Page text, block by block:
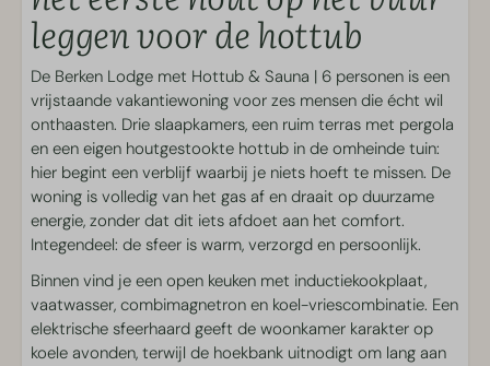
Terrasmeubilair
Omheinde tuin middels hekwerk (ca. 90cm hoog)
Keuken
Borden en bestek
Keuken
Inductie kookplaat
Vaatwasser
Filterkoffiezetapparaat
Koelkast met vriesvak
Nespresso koffiezetapparaat
Combimagnetron
leggen voor de hottub
De Berken Lodge met Hottub & Sauna | 6 personen is een
vrijstaande vakantiewoning voor zes mensen die écht wil
onthaasten. Drie slaapkamers, een ruim terras met pergola
en een eigen houtgestookte hottub in de omheinde tuin:
hier begint een verblijf waarbij je niets hoeft te missen. De
woning is volledig van het gas af en draait op duurzame
energie, zonder dat dit iets afdoet aan het comfort.
Integendeel: de sfeer is warm, verzorgd en persoonlijk.
Binnen vind je een open keuken met inductiekookplaat,
vaatwasser, combimagnetron en koel-vriescombinatie. Een
elektrische sfeerhaard geeft de woonkamer karakter op
koele avonden, terwijl de hoekbank uitnodigt om lang aan